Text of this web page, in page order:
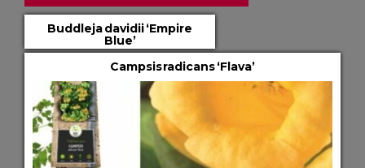
Buddleja davidii ‘Empire
Blue’
Campsis radicans ‘Flava’